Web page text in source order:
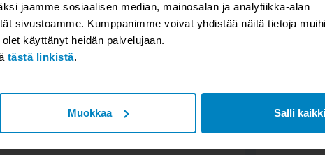
jaamme sosiaalisen median, mainosalan ja analytiikka-alan
sivustoamme. Kumppanimme voivat yhdistää näitä tietoja
käyttänyt heidän palvelujaan.
tästä linkistä.
Muokkaa Salli kaikki
Kysymys/